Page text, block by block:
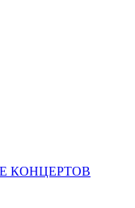
КОНЦЕРТОВ